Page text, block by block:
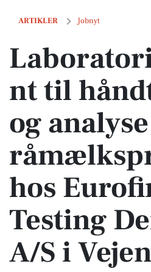
ARTIKLER Jobnyt
Laboratorieassistent til
nt til
og
hos
Testing
A/S i Vejen